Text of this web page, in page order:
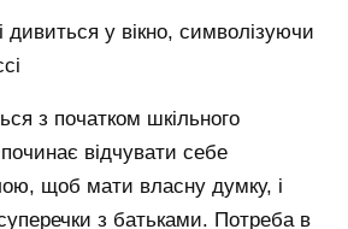
з початком шкільного
відчувати себе
щоб мати власну думку, і
з батьками. Потреба в